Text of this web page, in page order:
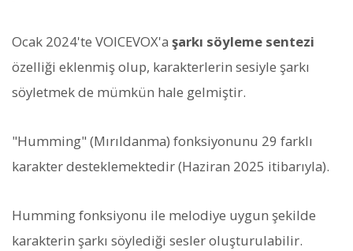
Ocak 2024'te VOICEVOX'a şarkı söyleme sentezi
özelliği eklenmiş olup, karakterlerin sesiyle şarkı
söyletmek de mümkün hale gelmiştir.
"Humming" (Mırıldanma) fonksiyonunu 29 farklı
karakter desteklemektedir (Haziran 2025 itibarıyla).
Humming fonksiyonu ile melodiye uygun şekilde
karakterin şarkı söylediği sesler oluşturulabilir.